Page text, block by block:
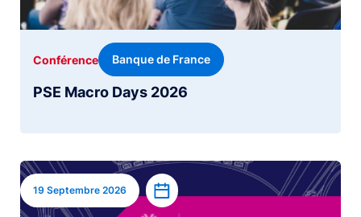
PSE Macro Days 2026
Conférence Banque de France
Image
19 Septembre 2026 Ajouter à l’agenda